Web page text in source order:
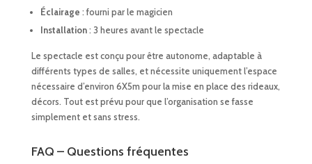
Éclairage : fourni par le magicien
Installation: 3 heures avant le spectacle
Le spectacle est conçu pour être autonome, adaptable à
différents types de salles, et nécessite uniquement l’espace
nécessaire d’environ 6X5m pour la mise en place des rideaux,
décors. Tout est prévu pour que l’organisation se fasse
simplement et sans stress.
FAQ – Questions fréquentes